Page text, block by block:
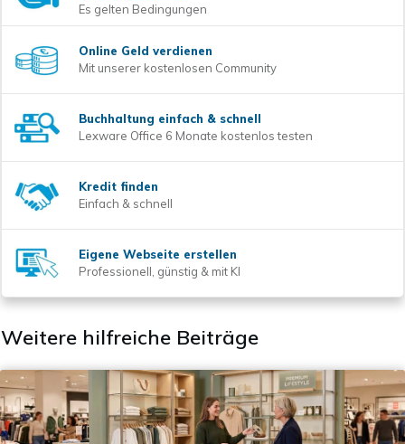
Es gelten Bedingungen
Online Geld verdienen
Mit unserer kostenlosen Community
Buchhaltung einfach & schnell
Lexware Office 6 Monate kostenlos testen
Kredit finden
Einfach & schnell
Eigene Webseite erstellen
Professionell, günstig & mit KI
Weitere hilfreiche Beiträge